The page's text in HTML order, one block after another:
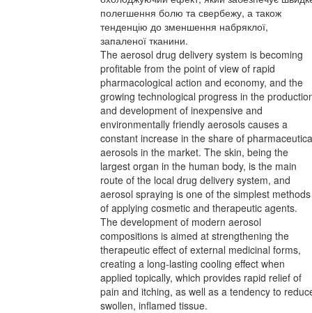
полегшення болю та свербежу, а також
тенденцію до зменшення набряклої,
запаленої тканини.
The aerosol drug delivery system is becoming
profitable from the point of view of rapid
pharmacological action and economy, and the
growing technological progress in the
and development of inexpensive and
environmentally friendly aerosols causes a
constant increase in the share of
aerosols in the market. The skin, being the
largest organ in the human body, is the main
route of the local drug delivery system, and
aerosol spraying is one of the simplest methods
of applying cosmetic and therapeutic agents.
The development of modern aerosol
compositions is aimed at strengthening the
therapeutic effect of external medicinal forms,
creating a long-lasting cooling effect when
applied topically, which provides rapid relief of
pain and itching, as well as a tendency to
swollen, inflamed tissue.